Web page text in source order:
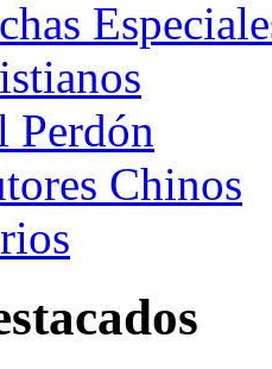
Perdón
Chinos